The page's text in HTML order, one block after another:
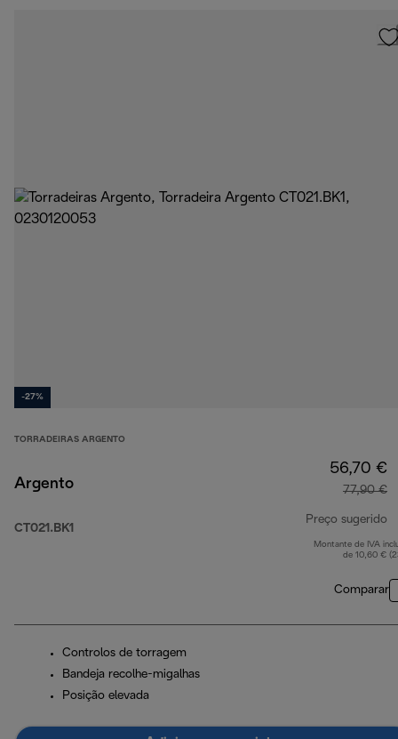
-27%
TORRADEIRAS ARGENTO
Argento
CT021.BK1
56,70 €
77,90 €
Preço sugerido
Montante de IVA
de 10,60 €
Comparar
Controlos de torragem
Bandeja recolhe-migalhas
Posição elevada